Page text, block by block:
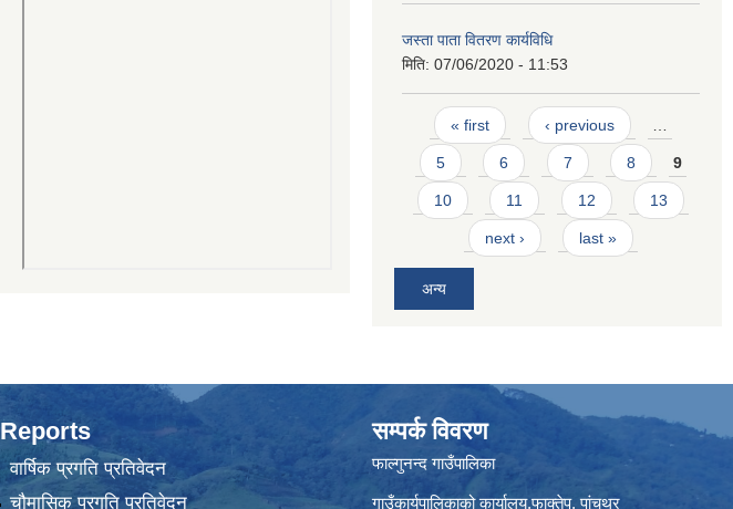
जस्ता पाता वितरण कार्यविधि
मिति: 07/06/2020 - 11:53
Pages
« first ‹ previous
5 6 7 8 9
10 11 12 13
next › last »
अन्य
Reports
वार्षिक प्रगति प्रतिवेदन
चौमासिक प्रगति प्रतिवेदन
सम्पर्क विवरण
फाल्गुनन्द गाउँपालिका
गाउँकार्यपालिकाको कार्यालय,फाक्तेप, पांचथर